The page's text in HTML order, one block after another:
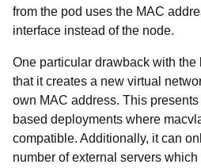
from the pod uses the MAC
interface instead of the node.
One particular drawback with
that it creates a new virtual
own MAC address. This
based deployments where
compatible. Additionally, it can
number of external servers